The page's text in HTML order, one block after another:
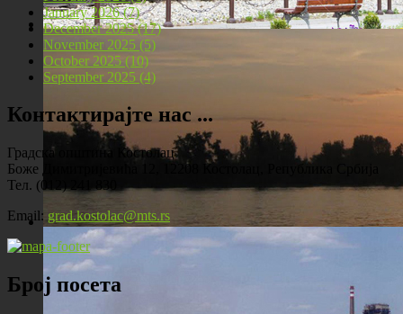
Локомотива у центру Костолца
Костолац на Дунаву
January 2026 (7)
December 2025 (17)
November 2025 (5)
October 2025 (10)
September 2025 (4)
Контактирајте нас ...
Градска општина Костолац
Боже Димитријевића 12, 12208 Костолац, Република Србија
Тел. (012) 241 830
Email: grad.kostolac@mts.rs
Број посета